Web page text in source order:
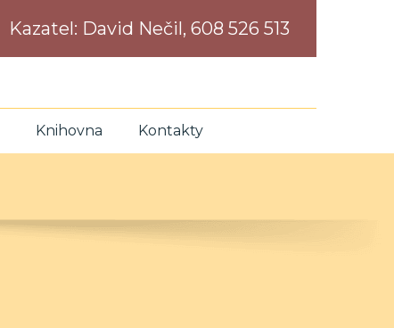
Kazatel: David Nečil, 608 526 513
Knihovna Kontakty